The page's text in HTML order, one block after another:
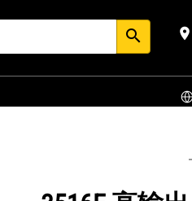
search place